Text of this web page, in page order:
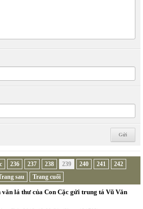
236 237 238 239 240 241
242
sau
Trang cuối
văn lá thư của Con Cặc gửi trung tá Vũ Văn